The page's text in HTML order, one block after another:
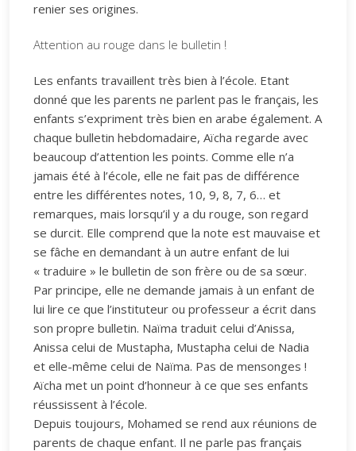
renier ses origines.
Attention au rouge dans le bulletin !
Les enfants travaillent très bien à l’école. Etant
donné que les parents ne parlent pas le français, les
enfants s’expriment très bien en arabe également. A
chaque bulletin hebdomadaire, Aïcha regarde avec
beaucoup d’attention les points. Comme elle n’a
jamais été à l’école, elle ne fait pas de différence
entre les différentes notes, 10, 9, 8, 7, 6… et
remarques, mais lorsqu’il y a du rouge, son regard
se durcit. Elle comprend que la note est mauvaise et
se fâche en demandant à un autre enfant de lui
« traduire » le bulletin de son frère ou de sa sœur.
Par principe, elle ne demande jamais à un enfant de
lui lire ce que l’instituteur ou professeur a écrit dans
son propre bulletin. Naïma traduit celui d’Anissa,
Anissa celui de Mustapha, Mustapha celui de Nadia
et elle-même celui de Naïma. Pas de mensonges !
Aïcha met un point d’honneur à ce que ses enfants
réussissent à l’école.
Depuis toujours, Mohamed se rend aux réunions de
parents de chaque enfant. Il ne parle pas français